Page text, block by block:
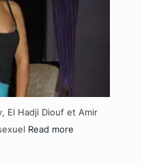
El Hadji Diouf et Amir
Read more